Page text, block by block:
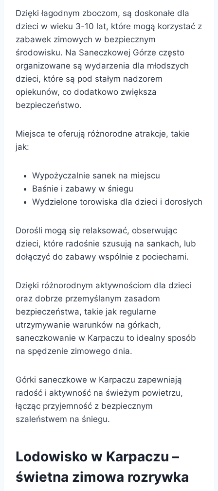
Dzięki łagodnym zboczom, są doskonałe dla
dzieci w wieku 3-10 lat, które mogą korzystać z
zabawek zimowych w bezpiecznym
środowisku. Na Saneczkowej Górze często
organizowane są wydarzenia dla młodszych
dzieci, które są pod stałym nadzorem
opiekunów, co dodatkowo zwiększa
bezpieczeństwo.
Miejsca te oferują różnorodne atrakcje, takie
jak:
Wypożyczalnie sanek na miejscu
Baśnie i zabawy w śniegu
Wydzielone torowiska dla dzieci i dorosłych
Dorośli mogą się relaksować, obserwując
dzieci, które radośnie szusują na sankach, lub
dołączyć do zabawy wspólnie z pociechami.
Dzięki różnorodnym aktywnościom dla dzieci
oraz dobrze przemyślanym zasadom
bezpieczeństwa, takie jak regularne
utrzymywanie warunków na górkach,
saneczkowanie w Karpaczu to idealny sposób
na spędzenie zimowego dnia.
Górki saneczkowe w Karpaczu zapewniają
radość i aktywność na świeżym powietrzu,
łącząc przyjemność z bezpiecznym
szaleństwem na śniegu.
Lodowisko w Karpaczu –
świetna zimowa rozrywka